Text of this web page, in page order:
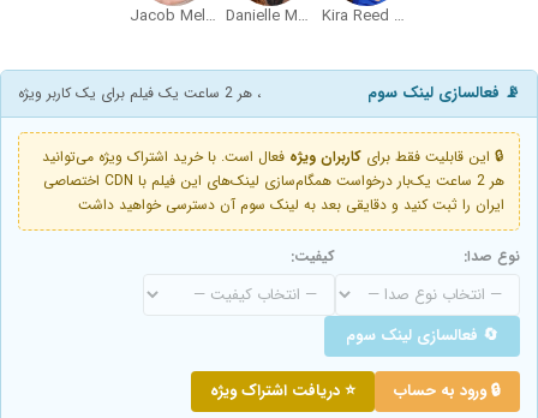
Kira Reed Lorsch
Danielle Moinet
Jacob Melton
📡 فعالسازی لینک سوم ، هر 2 ساعت یک فیلم برای یک کاربر ویژه
🔒 این قابلیت فقط برای کاربران ویژه فعال است. با خرید اشتراک ویژه می‌توانید
هر 2 ساعت یک‌بار درخواست همگام‌سازی لینک‌های این فیلم با CDN اختصاصی
ایران را ثبت کنید و دقایقی بعد به لینک سوم آن دسترسی خواهید داشت
نوع صدا: کیفیت:
🔄 فعالسازی لینک سوم
🔒 ورود به حساب ⭐ دریافت اشتراک ویژه